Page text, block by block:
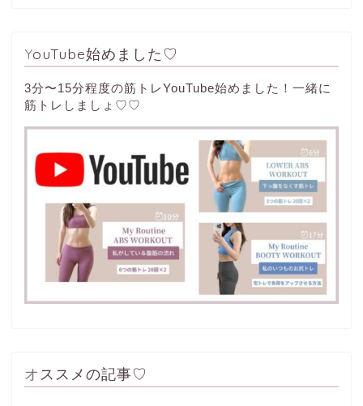
YouTube始めました♡
3分〜15分程度の筋トレYouTube始めました！一緒に
筋トレしましょ♡♡
オススメの記事♡